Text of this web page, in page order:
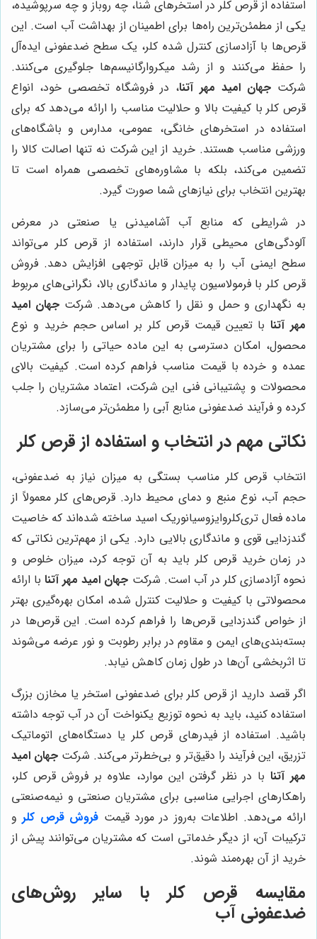
استفاده از قرص کلر در استخرهای شنا، چه روباز و چه سرپوشیده،
یکی از مطمئن‌ترین راه‌ها برای اطمینان از بهداشت آب است. این
قرص‌ها با آزادسازی کنترل شده کلر، یک سطح ضدعفونی ایده‌آل
را حفظ می‌کنند و از رشد میکروارگانیسم‌ها جلوگیری می‌کنند.
شرکت جهان امید مهر آتنا، در فروشگاه تخصصی خود، انواع
قرص کلر با کیفیت بالا و حلالیت مناسب را ارائه می‌دهد که برای
استفاده در استخرهای خانگی، عمومی، مدارس و باشگاه‌های
ورزشی مناسب هستند. خرید از این شرکت نه تنها اصالت کالا را
تضمین می‌کند، بلکه با مشاوره‌های تخصصی همراه است تا
بهترین انتخاب برای نیازهای شما صورت گیرد.
در شرایطی که منابع آب آشامیدنی یا صنعتی در معرض
آلودگی‌های محیطی قرار دارند، استفاده از قرص کلر می‌تواند
سطح ایمنی آب را به میزان قابل توجهی افزایش دهد. فروش
قرص کلر با فرمولاسیون پایدار و ماندگاری بالا، نگرانی‌های مربوط
به نگهداری و حمل و نقل را کاهش می‌دهد. شرکتجهان امید
مهر آتنابا تعیین قیمت قرص کلر بر اساس حجم خرید و نوع
محصول، امکان دسترسی به این ماده حیاتی را برای مشتریان
عمده و خرده با قیمت مناسب فراهم کرده است. کیفیت بالای
محصولات و پشتیبانی فنی این شرکت، اعتماد مشتریان را جلب
کرده و فرآیند ضدعفونی منابع آبی را مطمئن‌تر می‌سازد.
نکاتی مهم در انتخاب و استفاده از قرص کلر
انتخاب قرص کلر مناسب بستگی به میزان نیاز به ضدعفونی،
حجم آب، نوع منبع و دمای محیط دارد. قرص‌های کلر معمولاً از
ماده فعال تری‌کلروایزوسیانوریک اسید ساخته شده‌اند که خاصیت
گندزدایی قوی و ماندگاری بالایی دارد. یکی از مهم‌ترین نکاتی که
در زمان خرید قرص کلر باید به آن توجه کرد، میزان خلوص و
نحوه آزادسازی کلر در آب است. شرکت جهان امید مهر آتنابا ارائه
محصولاتی با کیفیت و حلالیت کنترل شده، امکان بهره‌گیری بهتر
از خواص گندزدایی قرص‌ها را فراهم کرده است. این قرص‌ها در
بسته‌بندی‌های ایمن و مقاوم در برابر رطوبت و نور عرضه می‌شوند
تا اثربخشی آن‌ها در طول زمان کاهش نیابد.
اگر قصد دارید از قرص کلر برای ضدعفونی استخر یا مخازن بزرگ
استفاده کنید، باید به نحوه توزیع یکنواخت آن در آب توجه داشته
باشید. استفاده از فیدرهای قرص کلر یا دستگاه‌های اتوماتیک
تزریق، این فرآیند را دقیق‌تر و بی‌خطرتر می‌کند. شرکت جهان امید
مهر آتنا با در نظر گرفتن این موارد، علاوه بر فروش قرص کلر،
راهکارهای اجرایی مناسبی برای مشتریان صنعتی و نیمه‌صنعتی
ارائه می‌دهد. اطلاعات به‌روز در مورد قیمت فروش قرص کلرو
ترکیبات آن، از دیگر خدماتی است که مشتریان می‌توانند پیش از
خرید از آن بهره‌مند شوند.
مقایسه قرص کلر با سایر روش‌های
ضدعفونی آب